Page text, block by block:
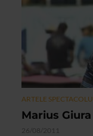
ARTELE
Marius
26/08/2011